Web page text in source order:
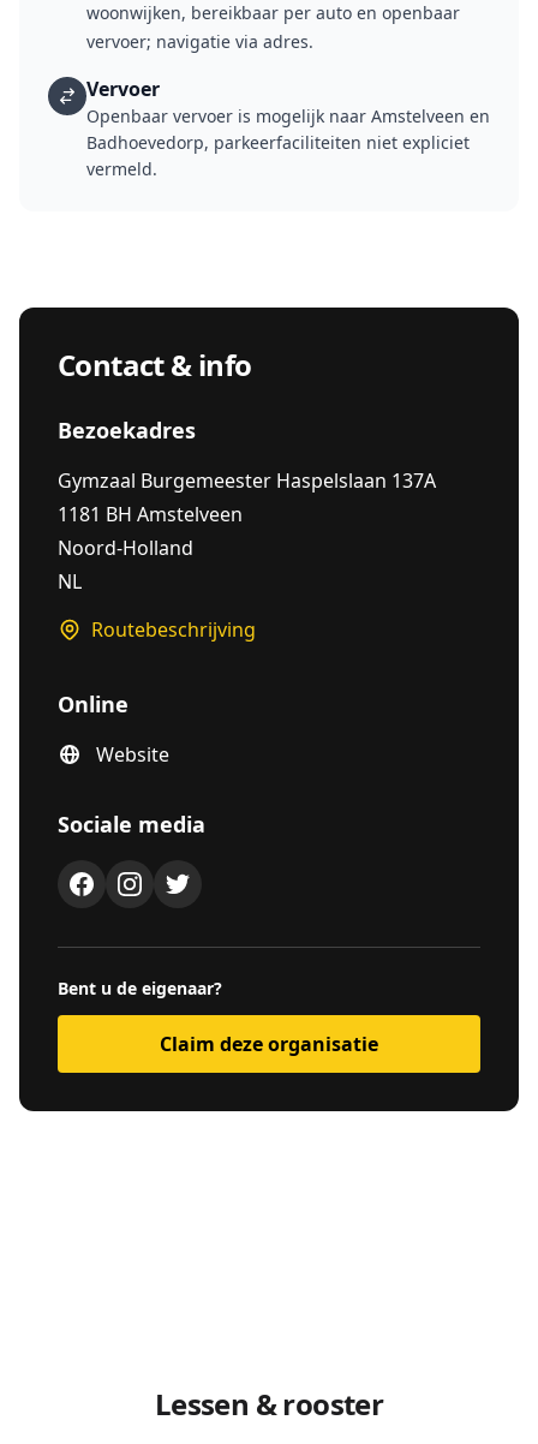
woonwijken, bereikbaar per auto en openbaar
vervoer; navigatie via adres.
Vervoer
Openbaar vervoer is mogelijk naar Amstelveen en
Badhoevedorp, parkeerfaciliteiten niet expliciet
vermeld.
Contact & info
Bezoekadres
Gymzaal Burgemeester Haspelslaan 137A
1181 BH Amstelveen
Noord-Holland
NL
Routebeschrijving
Online
Website
Sociale media
Bent u de eigenaar?
Claim deze organisatie
Lessen & rooster